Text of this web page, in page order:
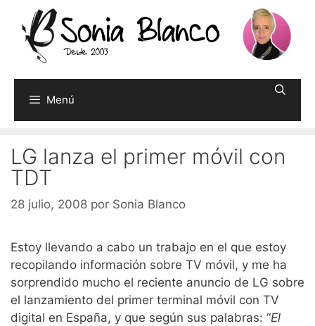
contenido
Menú
LG lanza el primer móvil con
TDT
28 julio, 2008 por Sonia Blanco
Estoy llevando a cabo un trabajo en el que estoy
recopilando información sobre TV móvil, y me ha
sorprendido mucho el reciente anuncio de LG sobre
el lanzamiento del primer terminal móvil con TV
digital en España, y que según sus palabras: “El